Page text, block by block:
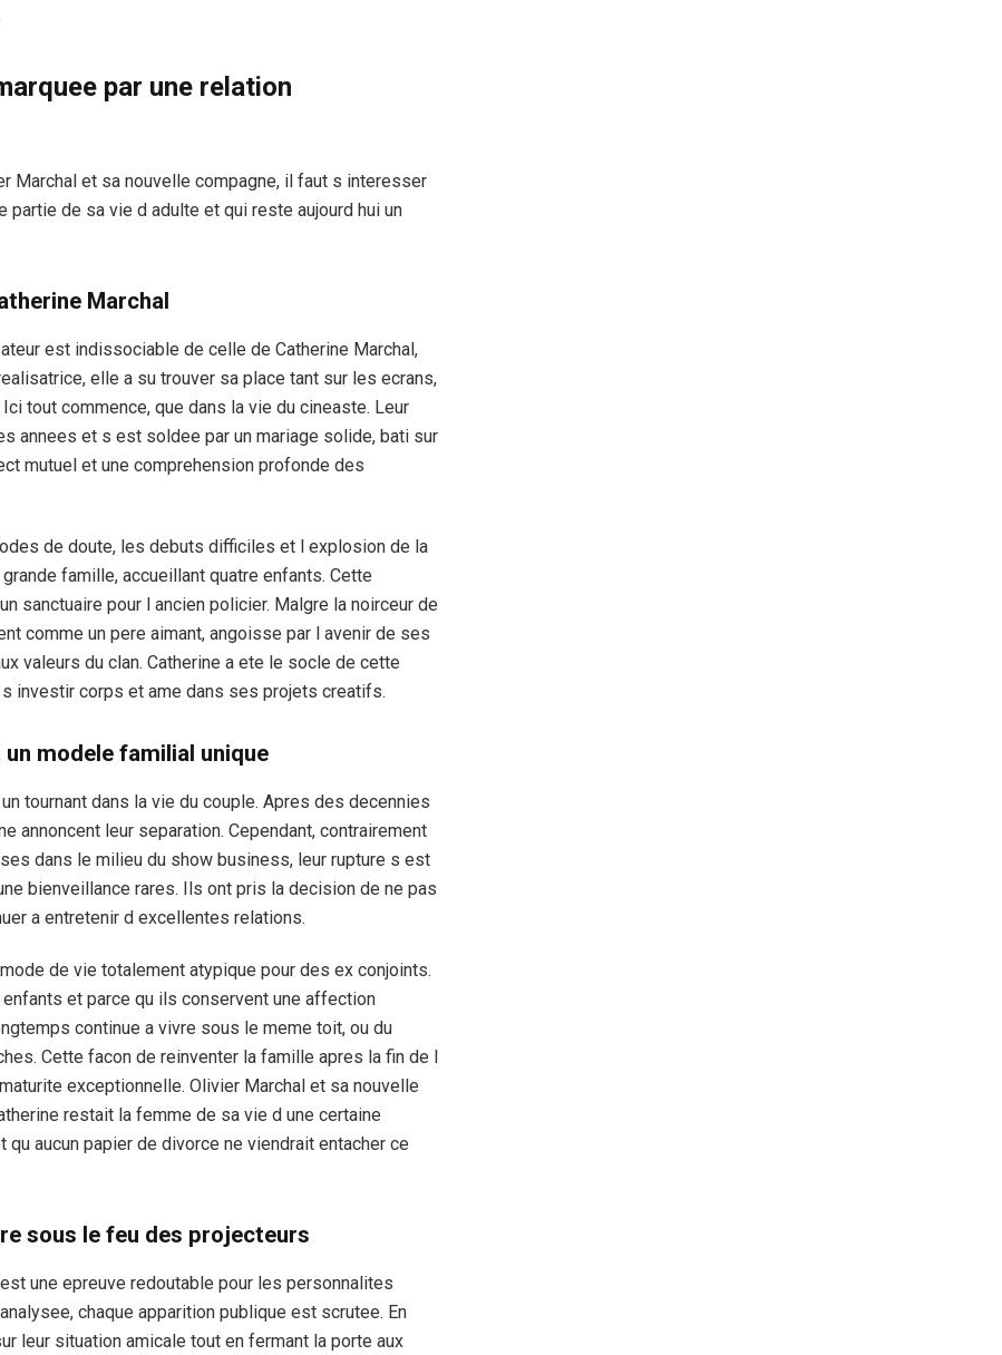
par une relation
Marchal et sa nouvelle compagne, il faut s interesser
partie de sa vie d adulte et qui reste aujourd hui un
Marchal
est indissociable de celle de Catherine Marchal,
elle a su trouver sa place tant sur les ecrans,
tout commence, que dans la vie du cineaste. Leur
annees et s est soldee par un mariage solide, bati sur
mutuel et une comprehension profonde des
de doute, les debuts difficiles et l explosion de la
famille, accueillant quatre enfants. Cette
sanctuaire pour l ancien policier. Malgre la noirceur de
comme un pere aimant, angoisse par l avenir de ses
valeurs du clan. Catherine a ete le socle de cette
investir corps et ame dans ses projets creatifs.
modele familial unique
tournant dans la vie du couple. Apres des decennies
annoncent leur separation. Cependant, contrairement
dans le milieu du show business, leur rupture s est
bienveillance rares. Ils ont pris la decision de ne pas
a entretenir d excellentes relations.
de vie totalement atypique pour des ex conjoints.
et parce qu ils conservent une affection
continue a vivre sous le meme toit, ou du
Cette facon de reinventer la famille apres la fin de l
exceptionnelle. Olivier Marchal et sa nouvelle
restait la femme de sa vie d une certaine
aucun papier de divorce ne viendrait entacher ce
sous le feu des projecteurs
une epreuve redoutable pour les personnalites
chaque apparition publique est scrutee. En
leur situation amicale tout en fermant la porte aux